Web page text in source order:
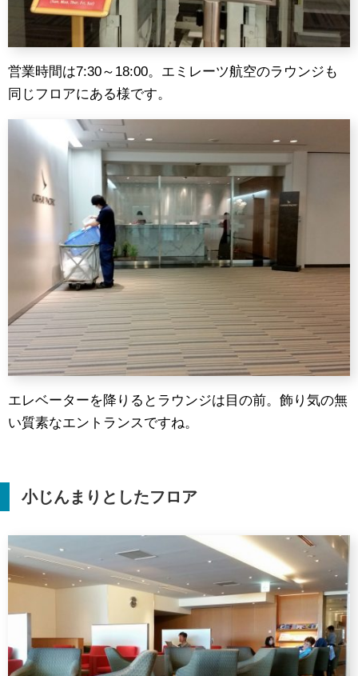
営業時間は7:30～18:00。エミレーツ航空のラウンジも
同じフロアにある様です。
エレベーターを降りるとラウンジは目の前。飾り気の無
い質素なエントランスですね。
小じんまりとしたフロア